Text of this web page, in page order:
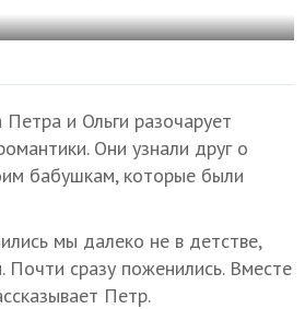
и Ольги разочарует
Они узнали друг о
бабушкам, которые были
мы далеко не в детстве,
Почти сразу поженились. Вместе
Петр.